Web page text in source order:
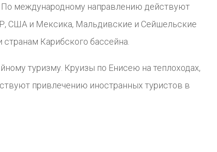
международному направлению действуют
США и Мексика, Мальдивские и Сейшельские
Карибского бассейна.
туризму. Круизы по Енисею на теплоходах,
привлечению иностранных туристов в